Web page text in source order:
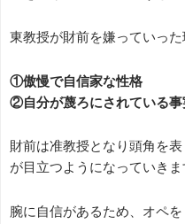
東教授が財前を嫌っていっ
①傲慢で自信家な性格
②自分が蔑ろにされている事
財前は准教授となり頭角を
が目立つようになっていきま
腕に自信があるため、オペ